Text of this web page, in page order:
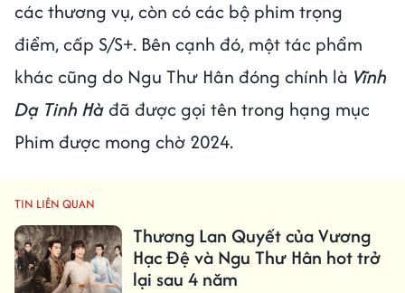
các thương vụ, còn có các bộ phim trọng
điểm, cấp S/S+. Bên cạnh đó, một tác phẩm
khác cũng do Ngu Thư Hân đóng chính là Vĩnh
Dạ Tinh Hàđã được gọi tên trong hạng mục
Phim được mong chờ 2024.
TIN LIÊN QUAN
Thương Lan Quyết của Vương
Hạc Đệ và Ngu Thư Hân hot trở
lại sau 4 năm